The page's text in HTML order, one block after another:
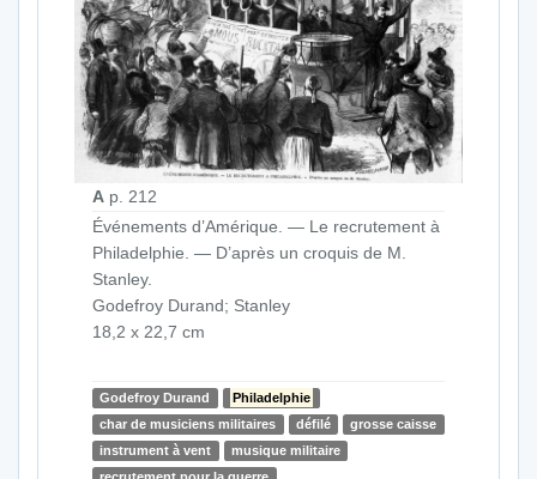
A p. 212
Événements d’Amérique. — Le recrutement à
Philadelphie. — D’après un croquis de M.
Stanley.
Godefroy Durand; Stanley
18,2 x 22,7 cm
Godefroy Durand
Philadelphie
char de musiciens militaires
défilé
grosse caisse
instrument à vent
musique militaire